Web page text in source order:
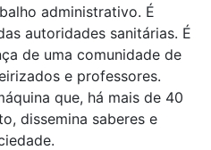
administrativo. É
autoridades sanitárias. É
de uma comunidade de
e professores.
que, há mais de 40
dissemina saberes e